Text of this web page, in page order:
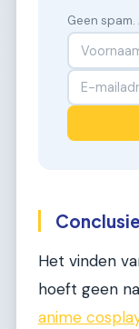
Geen
Conclusie
Het vinden
hoeft geen
anime